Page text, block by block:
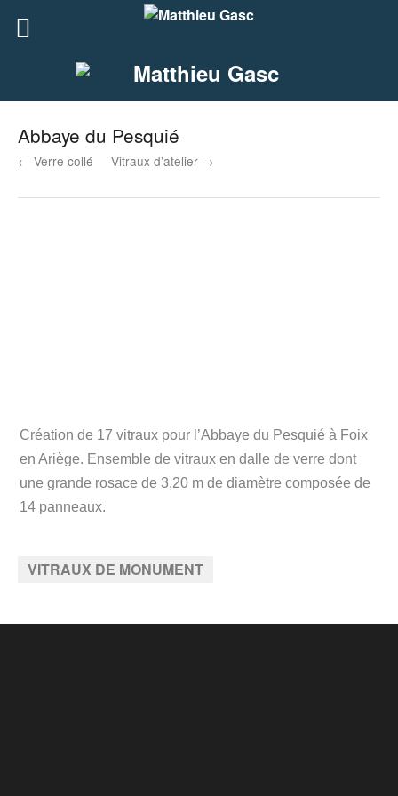
Abbaye du Pesquié
← Verre collé Vitraux d’atelier →
Création de 17 vitraux pour l’Abbaye du Pesquié à Foix
en Ariège. Ensemble de vitraux en dalle de verre dont
une grande rosace de 3,20 m de diamètre composée de
14 panneaux.
VITRAUX DE MONUMENT